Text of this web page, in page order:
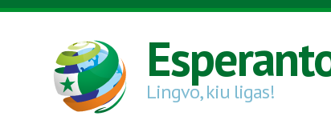
Skip to main content
Lingvo, kiu ligas!